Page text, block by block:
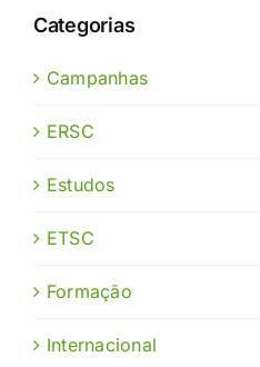
Categorias
Campanhas
ERSC
Estudos
ETSC
Formação
Internacional